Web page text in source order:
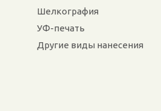
Шелкография
УФ-печать
Другие виды нанесения